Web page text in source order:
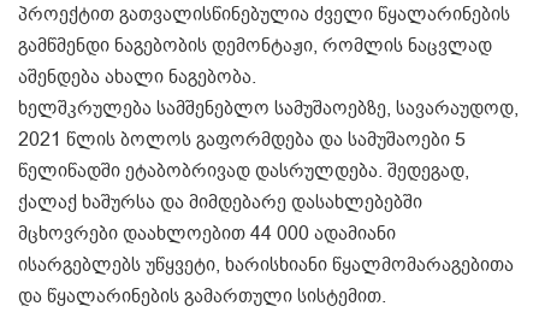
პროექტით გათვალისწინებულია ძველი წყალარინების
გამწმენდი ნაგებობის დემონტაჟი, რომლის ნაცვლად
აშენდება ახალი ნაგებობა.
ხელშკრულება სამშენებლო სამუშაოებზე, სავარაუდოდ,
2021 წლის ბოლოს გაფორმდება და სამუშაოები 5
წელიწადში ეტაბობრივად დასრულდება. შედეგად,
ქალაქ ხაშურსა და მიმდებარე დასახლებებში
მცხოვრები დაახლოებით 44 000 ადამიანი
ისარგებლებს უწყვეტი, ხარისხიანი წყალმომარაგებითა
და წყალარინების გამართული სისტემით.